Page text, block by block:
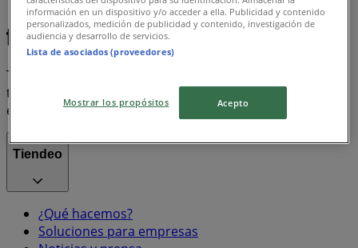
iphone
Coca Cola Misoprostol
Tiendeo forma parte de Shopfully, la empresa
tecnológica que está reinventando las compras locales
en todo el mundo.
Tiendeo
¿Qué hacemos?
Soluciones para empresas
información en un dispositivo y/o acceder a ella. Publicidad y contenido
personalizados, medición de publicidad y contenido, investigación de
audiencia y desarrollo de servicios.
Lista de asociados (proveedores)
Mostrar los propósitos Acepto